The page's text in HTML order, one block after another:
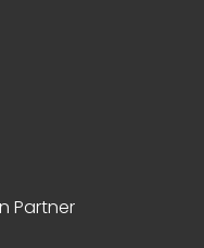
Partner